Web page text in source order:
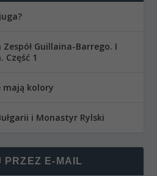
Zespół Guillaina-Barrego. I
Część 1
mają kolory
i Monastyr Rylski
PRZEZ E-MAIL